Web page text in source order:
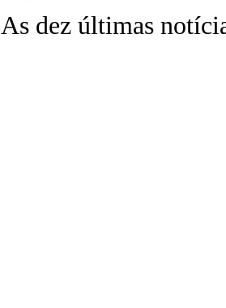
As dez últimas